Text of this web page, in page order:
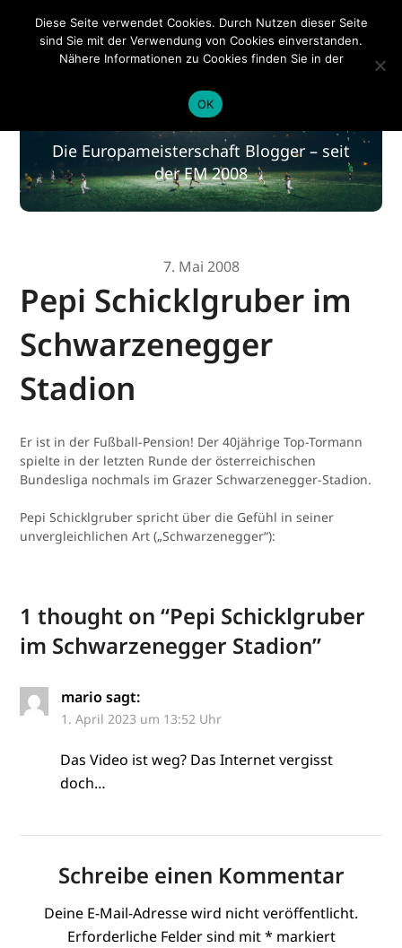
EM 2020
EM 2020
Die Europameisterschaft Blogger – seit
der EM 2008
7. Mai 2008
Pepi Schicklgruber im
Schwarzenegger
Stadion
Er ist in der Fußball-Pension! Der 40jährige Top-Tormann
spielte in der letzten Runde der österreichischen
Bundesliga nochmals im Grazer Schwarzenegger-Stadion.
Pepi Schicklgruber spricht über die Gefühl in seiner
unvergleichlichen Art („Schwarzenegger“):
1 thought on “Pepi Schicklgruber
im Schwarzenegger Stadion”
mario sagt:
1. April 2023 um 13:52 Uhr
Das Video ist weg? Das Internet vergisst
doch…
Schreibe einen Kommentar
Deine E-Mail-Adresse wird nicht veröffentlicht.
Erforderliche Felder sind mit* markiert
Diese Seite verwendet Cookies. Durch Nutzen dieser Seite
sind Sie mit der Verwendung von Cookies einverstanden.
Nähere Informationen zu Cookies finden Sie in der
OK